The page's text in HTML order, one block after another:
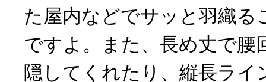
た屋内などでサッと羽織る
ですよ。また、長め丈で腰
隠してくれたり、縦長ライ